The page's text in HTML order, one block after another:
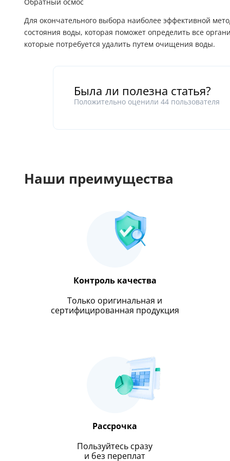
Обратный осмос
Для окончательного выбора наиболее эффективной
состояния воды, которая поможет определить все
которые потребуется удалить путем очищения воды.
Была ли полезна статья?
Положительно оценили44 пользователя
Наши преимущества
Контроль качества
Только оригинальная и
сертифицированная продукция
Рассрочка
Пользуйтесь сразу
и без переплат